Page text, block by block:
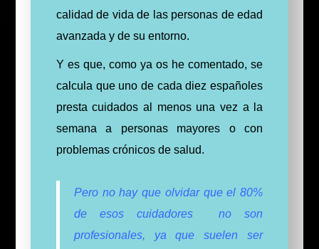
calidad de vida de las personas de edad
avanzada y de su entorno.
Y es que, como ya os he comentado, se
calcula que uno de cada diez españoles
presta cuidados al menos una vez a la
semana a personas mayores o con
problemas crónicos de salud.
Pero no hay que olvidar que el 80%
de esos cuidadores no son
profesionales, ya quesuelen ser